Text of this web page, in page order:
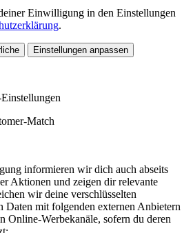
Einwilligung in den Einstellungen
.
Einstellungen anpassen
Match
informieren wir dich auch abseits
Aktionen und zeigen dir relevante
wir deine verschlüsselten
Daten mit folgenden externen Anbietern
Online-Werbekanäle, sofern du deren